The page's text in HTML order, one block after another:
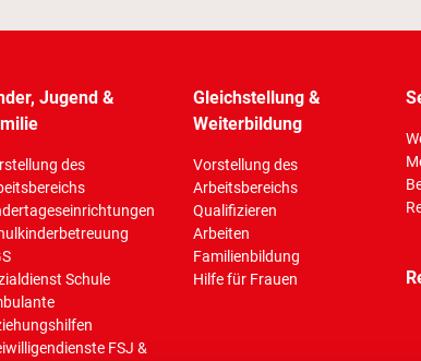
Jugend &
des
Schule
FSJ &
Gleichstellung &
Weiterbildung
Vorstellung des
Arbeitsbereichs
Qualifizieren
Arbeiten
Familienbildung
Hilfe für Frauen